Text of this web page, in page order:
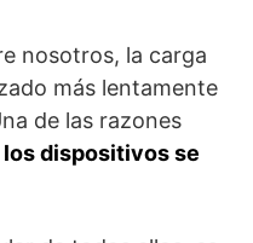
nosotros, la carga
más lentamente
de las razones
dispositivos se